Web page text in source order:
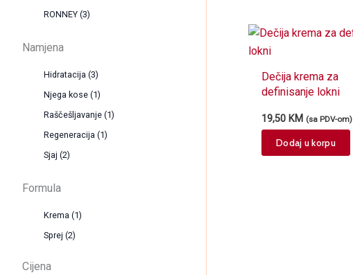
RONNEY (3)
Namjena
Hidratacija (3)
Njega kose (1)
Raščešljavanje (1)
Regeneracija (1)
Sjaj (2)
Formula
Krema (1)
Sprej (2)
Cijena
Dečija krema za
definisanje lokni
19,50 KM (sa PDV-om)
Dodaj u korpu